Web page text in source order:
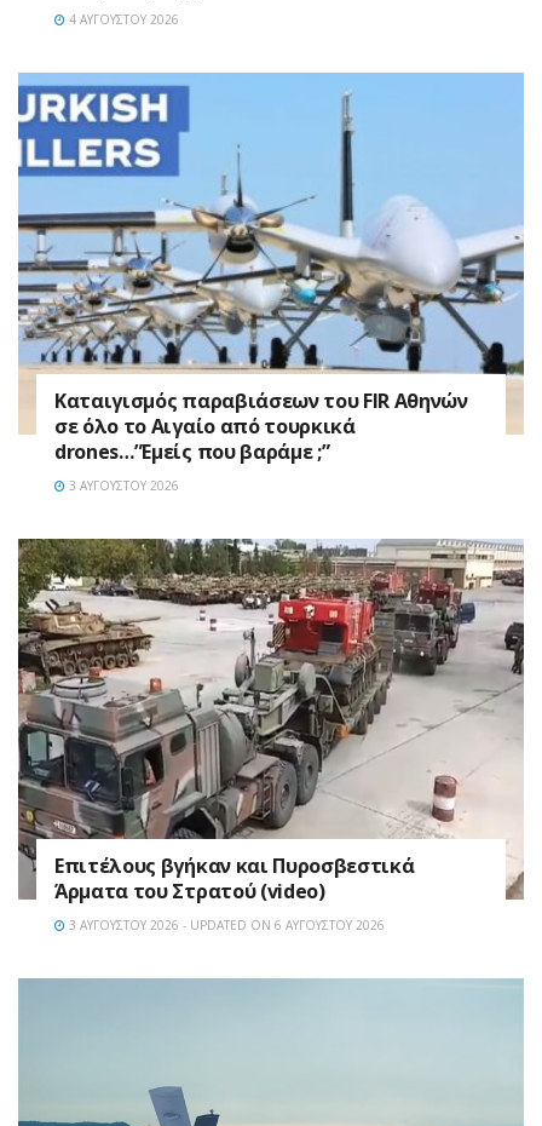
4 ΑΥΓΟΎΣΤΟΥ 2026
Καταιγισμός παραβιάσεων του FIR Αθηνών
σε όλο το Αιγαίο από τουρκικά
drones…”Εμείς που βαράμε ;”
3 ΑΥΓΟΎΣΤΟΥ 2026
Επιτέλους βγήκαν και Πυροσβεστικά
Άρματα του Στρατού (video)
3 ΑΥΓΟΎΣΤΟΥ 2026 - UPDATED ON 6 ΑΥΓΟΎΣΤΟΥ 2026